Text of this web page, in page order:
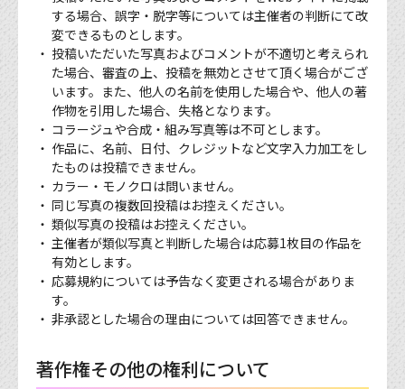
する場合、誤字・脱字等については主催者の判断にて改
変できるものとします。
投稿いただいた写真およびコメントが不適切と考えられ
た場合、審査の上、投稿を無効とさせて頂く場合がござ
います。また、他人の名前を使用した場合や、他人の著
作物を引用した場合、失格となります。
コラージュや合成・組み写真等は不可とします。
作品に、名前、日付、クレジットなど文字入力加工をし
たものは投稿できません。
カラー・モノクロは問いません。
同じ写真の複数回投稿はお控えください。
類似写真の投稿はお控えください。
主催者が類似写真と判断した場合は応募1枚目の作品を
有効とします。
応募規約については予告なく変更される場合がありま
す。
非承認とした場合の理由については回答できません。
著作権その他の権利について